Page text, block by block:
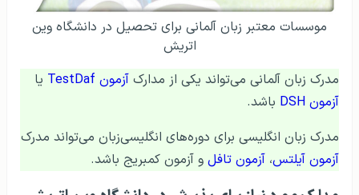
مدرک زبان انگلیسی برای دوره‌های انگلیسی‌زبان می‌تواند مدرک
و آزمون کمبریج باشد.
مدارک مورد نیاز برای پذیرش در دانشگاه وین اتریش
به طور کلی مدارک موردنیاز برای پذیرش دانشگاه در اتریش
شامل موارد زیر است: